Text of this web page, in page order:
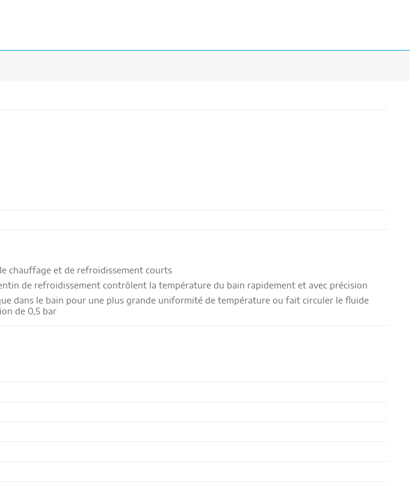
chauffage et de refroidissement courts
de refroidissement contrôlent la température du bain rapidement et avec précision
dans le bain pour une plus grande uniformité de température ou fait circuler le fluide
de 0,5 bar